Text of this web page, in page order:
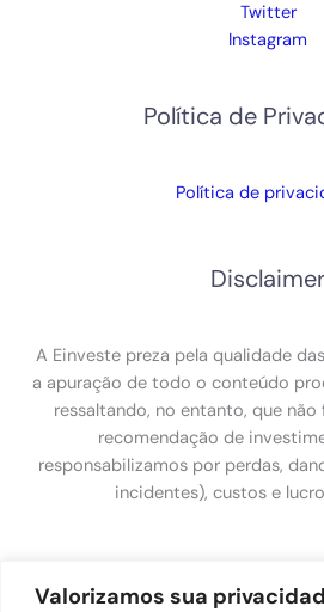
Valorizamos sua
Twitter
Instagram
Política de
Política de
Disclaimer
A Einveste preza pela qualidade
a apuração de todo o conteúdo
ressaltando, no entanto, que
recomendação de
responsabilizamos por perdas,
incidentes), custos e